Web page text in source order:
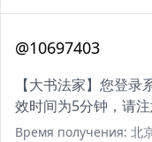
@10697403
【大书法家】您登
效时间为5分钟，请注
Время получения: 北